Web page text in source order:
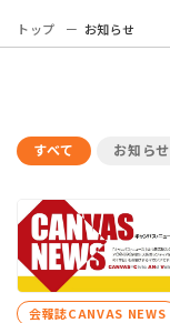
トップ お知らせ
すべて お知らせ
会報誌CANVAS NEWS